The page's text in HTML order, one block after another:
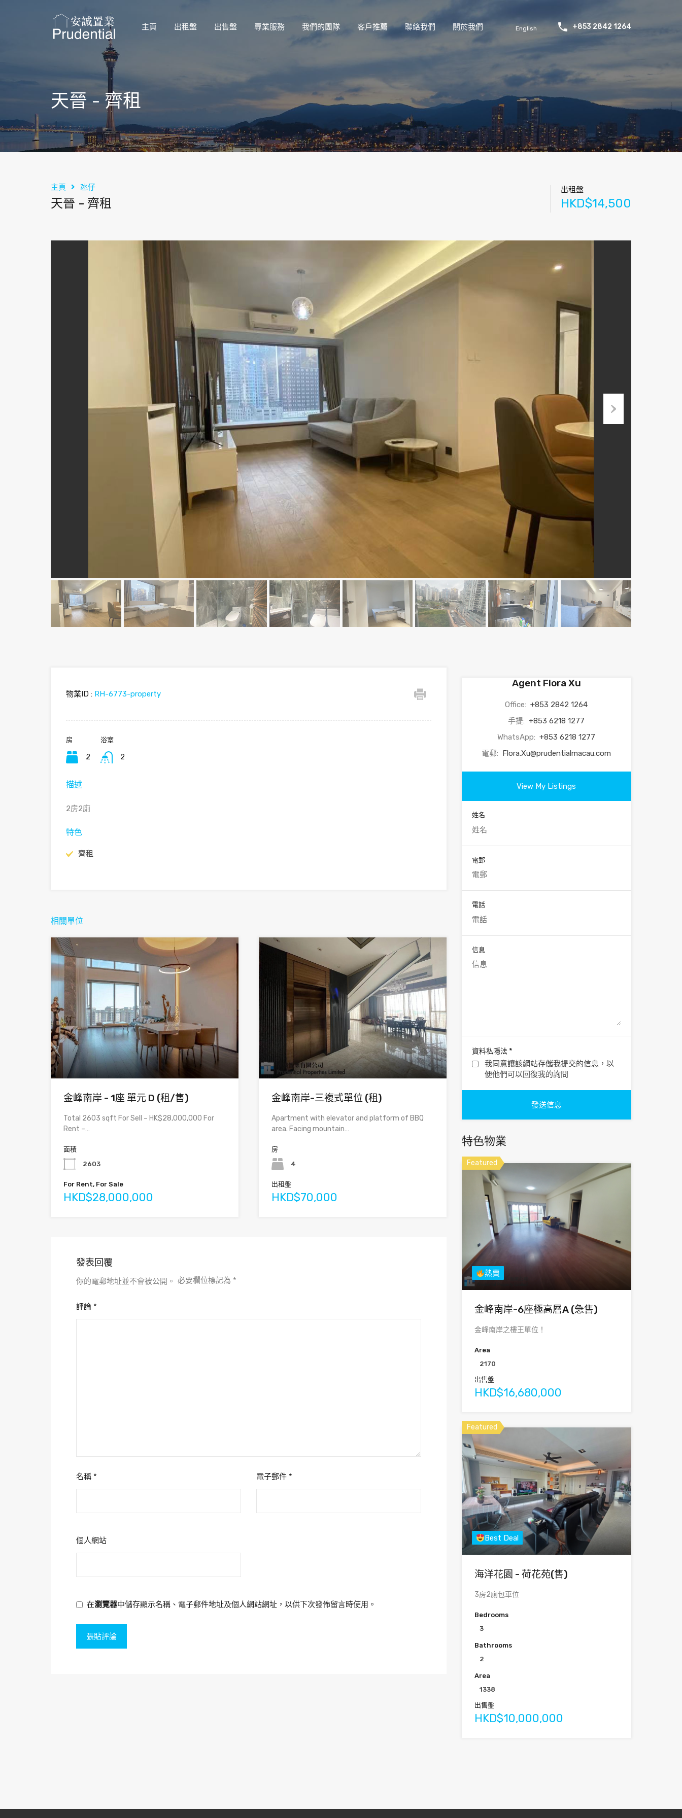
主頁 出租盤 出售盤 專業服務 我們的團隊 客戶推薦 聯絡我們 關於我們 English +853 2842 1264
天晉 - 齊租
主頁 氹仔
天晉 - 齊租
出租盤
HKD$14,500
物業ID : RH-6773-property
房
2
浴室
2
描述
2房2廁
特色
齊租
相關單位
金峰南岸 - 1座 單元 D (租/售)
Total 2603 sqft For Sell – HK$28,000,000 For
Rent –…
面積
2603
For Rent, For Sale
HKD$28,000,000
金峰南岸-三複式單位 (租)
Apartment with elevator and platform of BBQ
area. Facing mountain…
房
4
出租盤
HKD$70,000
發表回覆
你的電郵地址並不會被公開。 必要欄位標記為 *
評論 *
名稱 * 電子郵件 *
個人網站
在瀏覽器中儲存顯示名稱、電子郵件地址及個人網站網址，以供下次發佈留言時使用。
Agent Flora Xu
Office: +853 2842 1264
手提: +853 6218 1277
WhatsApp: +853 6218 1277
電郵: Flora.Xu@prudentialmacau.com
View My Listings
姓名
電郵
電話
信息
資料私隱法 *
我同意讓該網站存儲我提交的信息，以
便他們可以回復我的詢問
特色物業
Featured
熱賣
金峰南岸-6座極高層A (急售)
金峰南岸之樓王單位！
Area
2170
出售盤
HKD$16,680,000
Featured
Best Deal
海洋花園 - 荷花苑(售)
3房2廁包車位
Bedrooms
3
Bathrooms
2
Area
1338
出售盤
HKD$10,000,000